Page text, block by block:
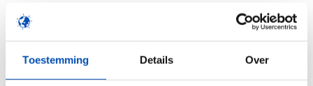
Toestemming Details Over
net opgericht zijn. Ook zijn er grote verschillen in
de omvang van de organisaties en de hoeveelheid
geld die zij beschikbaar hebben. Ook ontbreekt